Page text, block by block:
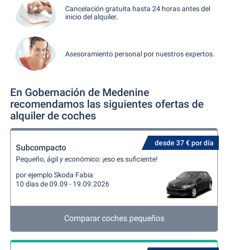
Cancelación gratuita hasta 24 horas antes del
inicio del alquiler.
Asesoramiento personal por nuestros expertos.
En Gobernación de Medenine
recomendamos las siguientes ofertas de
alquiler de coches
desde 37 € por día
Subcompacto
Pequeño, ágil y económico: ¡eso es suficiente!
por ejemplo Skoda Fabia
10 días de 09.09 - 19.09.2026
Comparar coches pequeños